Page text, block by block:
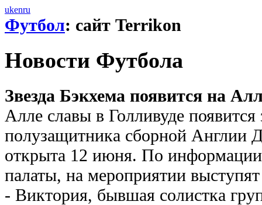
ukenru
Футбол: сайт Terrikon
Новости Футбола
Звезда Бэкхема появится на
Алле славы в Голливуде появится
полузащитника сборной Англии
открыта 12 июня. По информации
палаты, на мероприятии
- Виктория, бывшая солистка